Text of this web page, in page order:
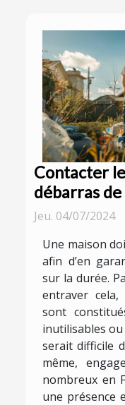
Contacter
débarras de
Jeu. 04/07/2024
Une maison
afin d’en
sur la durée.
entraver
sont
inutilisables ou
serait difficile
même,
nombreux en
une présence